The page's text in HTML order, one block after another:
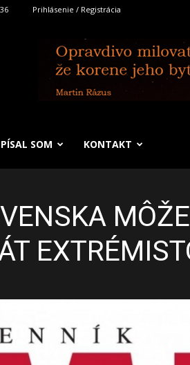
Prihlásenie / Registrácia
PÍSAL SOM KONTAKT